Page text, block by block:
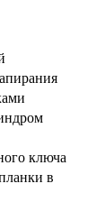
ключа
в